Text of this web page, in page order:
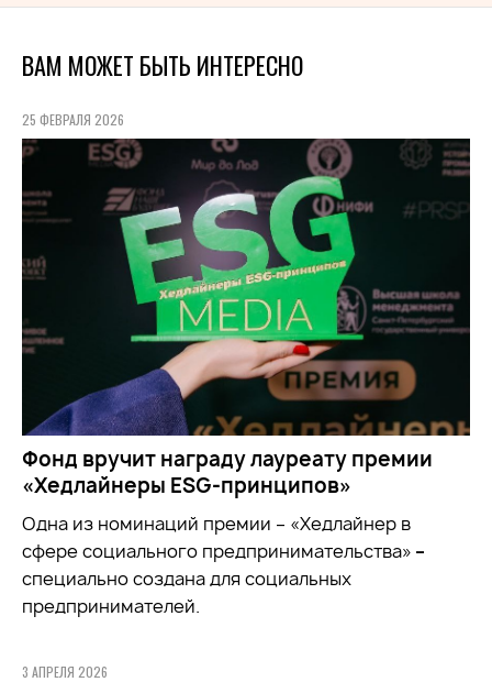
ВАМ МОЖЕТ БЫТЬ ИНТЕРЕСНО
25 ФЕВРАЛЯ 2026
Фонд вручит награду лауреату премии
«Хедлайнеры ESG-принципов»
Одна из номинаций премии – «Хедлайнер в
сфере социального предпринимательства» –
специально создана для социальных
предпринимателей.
3 АПРЕЛЯ 2026